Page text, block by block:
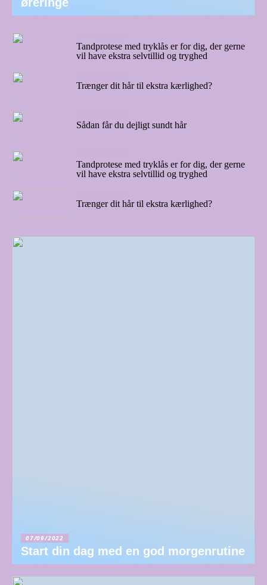
Tandprotese med tryklås er for dig, der gerne
vil have ekstra selvtillid og tryghed
Trænger dit hår til ekstra kærlighed?
Sådan får du dejligt sundt hår
Tandprotese med tryklås er for dig, der gerne
vil have ekstra selvtillid og tryghed
Trænger dit hår til ekstra kærlighed?
07/09/2022
Start din dag med en god morgenrutine